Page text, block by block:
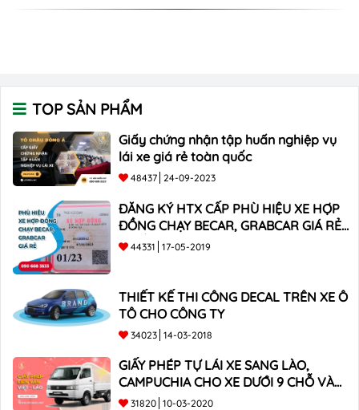
TOP SẢN PHẨM
Giấy chứng nhận tập huấn nghiệp vụ
lái xe giá rẻ toàn quốc
48437 24-09-2023
ĐĂNG KÝ HTX CẤP PHÙ HIỆU XE HỢP
ĐỒNG CHẠY BECAR, GRABCAR GIÁ RẺ
NHẤT
44331 17-05-2019
THIẾT KẾ THI CÔNG DECAL TRÊN XE Ô
TÔ CHO CÔNG TY
34023 14-03-2018
GIẤY PHÉP TỰ LÁI XE SANG LÀO,
CAMPUCHIA CHO XE DƯỚI 9 CHỖ VÀ
XE BÁN TẢI
31820 10-03-2020